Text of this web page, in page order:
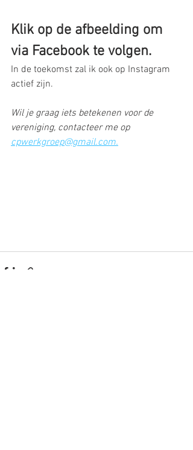
Klik op de afbeelding om
via Facebook te volgen.
In de toekomst zal ik ook op Instagram
actief zijn.
Wil je graag iets betekenen voor de
vereniging, contacteer me op
cpwerkgroep@gmail.com.